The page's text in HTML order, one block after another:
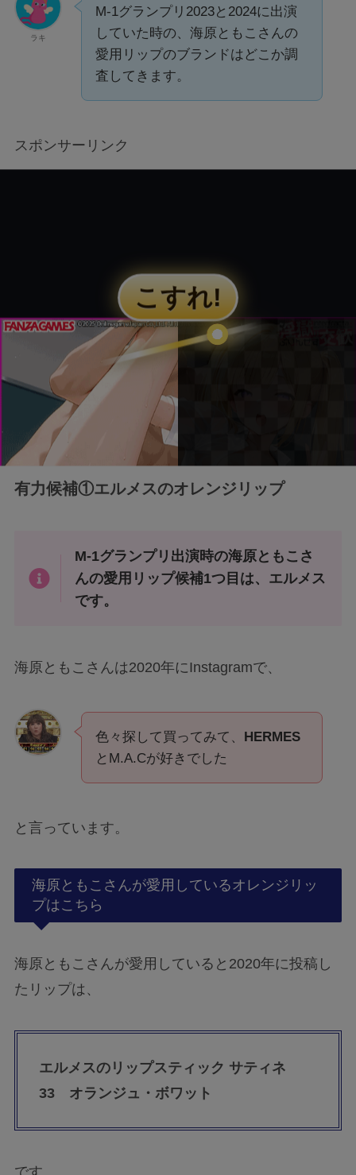
ラキ
M-1グランプリ2023と2024に出演
していた時の、海原ともこさんの
愛用リップのブランドはどこか調
査してきます。
スポンサーリンク
有力候補①エルメスのオレンジリップ
M-1グランプリ出演時の海原ともこさ
んの愛用リップ候補1つ目は、エルメス
です。
海原ともこさんは2020年にInstagramで、
色々探して買ってみて、 HERMES
とM.A.Cが好きでした
と言っています。
海原ともこさんが愛用しているオレンジリッ
プはこちら
海原ともこさんが愛用していると2020年に投稿し
たリップは、
エルメスのリップスティック サティネ
33 オランジュ・ボワット
です。